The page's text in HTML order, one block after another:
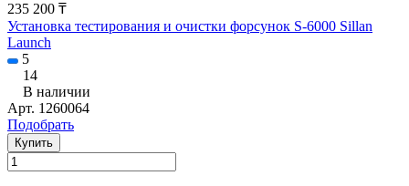
235 200 ₸
Установка тестирования и очистки форсунок S-6000 Sillan
Launch
5
14
В наличии
Арт. 1260064
Подобрать
Купить